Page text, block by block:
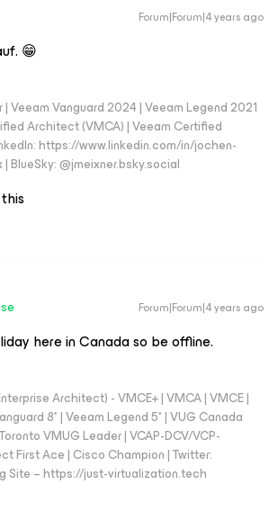
Forum|Forum|4 years ago
😁
| Veeam Vanguard 2024 | Veeam Legend 2021
Architect (VMCA) | Veeam Certified
https://www.linkedin.com/in/jochen-
| BlueSky: @jmeixner.bsky.social
Forum|Forum|4 years ago
here in Canada so be offline.
Architect) - VMCE+ | VMCA | VMCE |
8* | Veeam Legend 5* | VUG Canada
VMUG Leader | VCAP-DCV/VCP-
First Ace | Cisco Champion | Twitter:
Site – https://just-virtualization.tech